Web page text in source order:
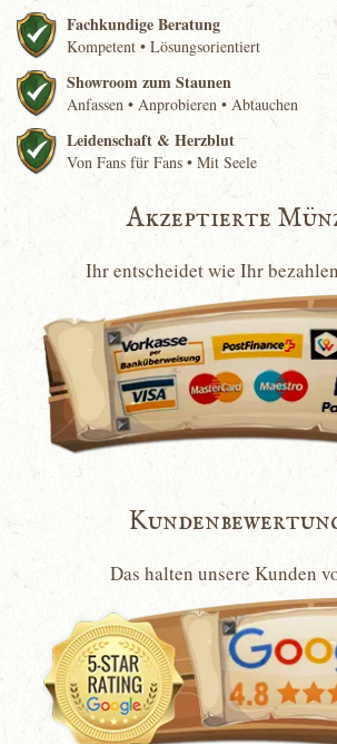
Fachkundige Beratung
Kompetent • Lösungsorientiert
Showroom zum Staunen
Anfassen • Anprobieren • Abtauchen
Leidenschaft & Herzblut
Von Fans für Fans • Mit Seele
Akzeptierte
Ihr entscheidet wie Ihr
Das halten unsere Kunden